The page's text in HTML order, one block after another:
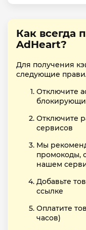
Как всегда
AdHeart?
Для получения
следующие
Отключите
Отключите
сервисов
Мы
промокоды,
нашем
Добавьте
ссылке
Оплатите
часов)